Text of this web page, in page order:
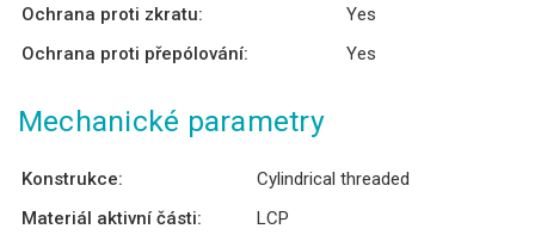
Ochrana proti zkratu:
Yes
Ochrana proti přepólování:
Yes
Mechanické parametry
Konstrukce:
Cylindrical threaded
Materiál aktivní části:
LCP